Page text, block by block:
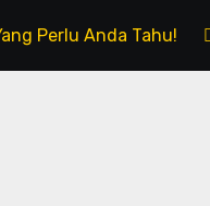
Perlu Anda Tahu!